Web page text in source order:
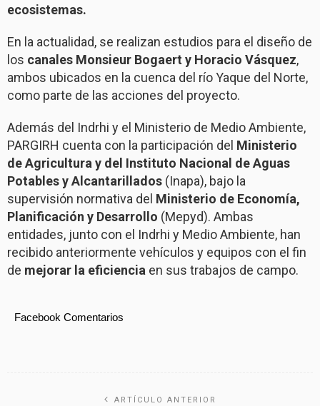
ecosistemas.
En la actualidad, se realizan estudios para el diseño de
los canales Monsieur Bogaert y Horacio Vásquez,
ambos ubicados en la cuenca del río Yaque del Norte,
como parte de las acciones del proyecto.
Además del Indrhi y el Ministerio de Medio Ambiente,
PARGIRH cuenta con la participación del Ministerio
de Agricultura y del Instituto Nacional de Aguas
Potables y Alcantarillados (Inapa), bajo la
supervisión normativa del Ministerio de Economía,
Planificación y Desarrollo (Mepyd). Ambas
entidades, junto con el Indrhi y Medio Ambiente, han
recibido anteriormente vehículos y equipos con el fin
de mejorar la eficiencia en sus trabajos de campo.
Facebook Comentarios
ARTÍCULO ANTERIOR